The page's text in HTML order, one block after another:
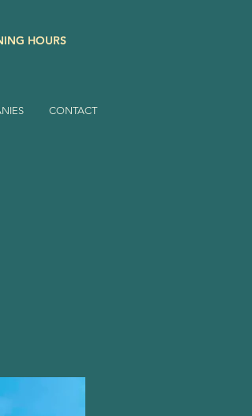
HOURS
CONTACT